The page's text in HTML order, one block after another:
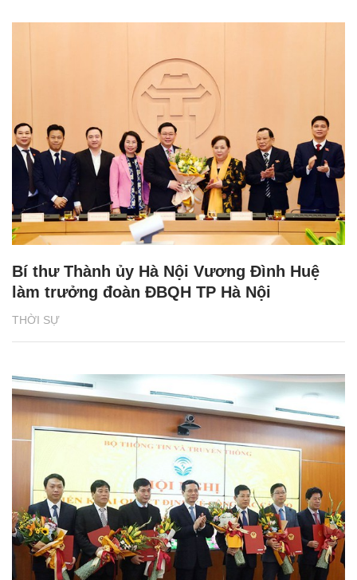
THỜI SỰ
Bí thư Thành ủy Hà Nội Vương Đình Huệ
làm trưởng đoàn ĐBQH TP Hà Nội